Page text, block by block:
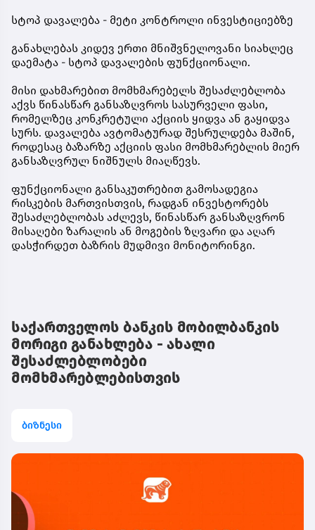
სტოპ დავალება - მეტი კონტროლი ინვესტიციებზე
განახლებას კიდევ ერთი მნიშვნელოვანი სიახლეც
დაემატა - სტოპ დავალების ფუნქციონალი.
მისი დახმარებით მომხმარებელს შესაძლებლობა
აქვს წინასწარ განსაზღვროს სასურველი ფასი,
რომელზეც კონკრეტული აქციის ყიდვა ან გაყიდვა
სურს. დავალება ავტომატურად შესრულდება მაშინ,
როდესაც ბაზარზე აქციის ფასი მომხმარებლის მიერ
განსაზღვრულ ნიშნულს მიაღწევს.
ფუნქციონალი განსაკუთრებით გამოსადეგია
რისკების მართვისთვის, რადგან ინვესტორებს
შესაძლებლობას აძლევს, წინასწარ განსაზღვრონ
მისაღები ზარალის ან მოგების ზღვარი და აღარ
დასჭირდეთ ბაზრის მუდმივი მონიტორინგი.
საქართველოს ბანკის მობილბანკის
მორიგი განახლება - ახალი
შესაძლებლობები
მომხმარებლებისთვის
ბიზნესი